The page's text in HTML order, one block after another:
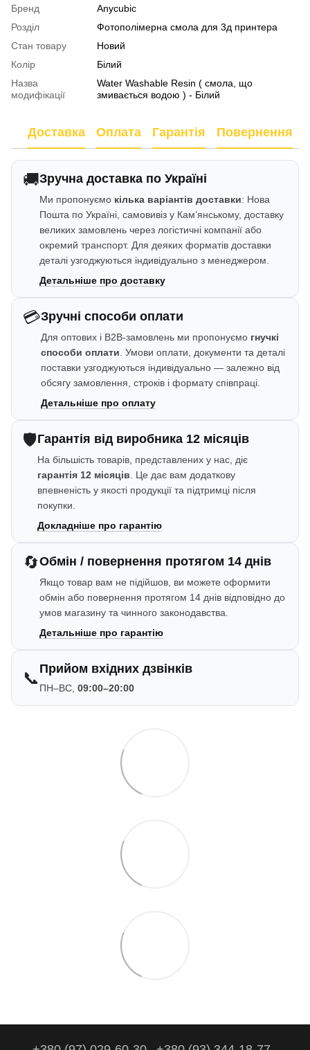
Бренд
Anycubic
Розділ
Фотополімерна смола для 3д принтера
Стан товару
Новий
Колір
Білий
Назва
модифікації
Water Washable Resin ( смола, що
змивається водою ) - Білий
Доставка Оплата Гарантія Повернення
🚚Зручна доставка по Україні
Ми пропонуємо кілька варіантів доставки: Нова
Пошта по Україні, самовивіз у Кам’янському, доставку
великих замовлень через логістичні компанії або
окремий транспорт. Для деяких форматів доставки
деталі узгоджуються індивідуально з менеджером.
Детальніше про доставку
💳Зручні способи оплати
Для оптових і B2B-замовлень ми пропонуємо гнучкі
способи оплати . Умови оплати, документи та деталі
поставки узгоджуються індивідуально — залежно від
обсягу замовлення, строків і формату співпраці.
Детальніше про оплату
🛡️Гарантія від виробника 12 місяців
На більшість товарів, представлених у нас, діє
гарантія 12 місяців . Це дає вам додаткову
впевненість у якості продукції та підтримці після
покупки.
Докладніше про гарантію
🔄Обмін / повернення протягом 14 днів
Якщо товар вам не підійшов, ви можете оформити
обмін або повернення протягом 14 днів відповідно до
умов магазину та чинного законодавства.
Детальніше про гарантію
📞 Прийом вхідних дзвінків
ПН–ВС, 09:00–20:00